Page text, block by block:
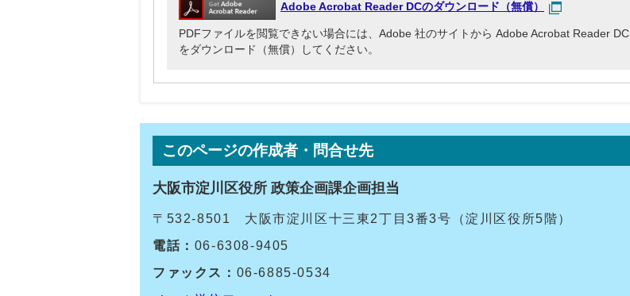
Adobe Acrobat Reader DCのダウンロード（無償）
PDFファイルを閲覧できない場合には、Adobe 社のサイトから Adobe Acrobat Reader DC
をダウンロード（無償）してください。
このページの作成者・問合せ先
大阪市淀川区役所 政策企画課企画担当
〒532-8501 大阪市淀川区十三東2丁目3番3号（淀川区役所5階）
電話： 06-6308-9405
ファックス： 06-6885-0534